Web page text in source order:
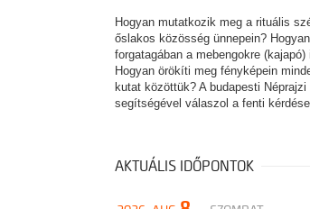
Hogyan mutatkozik meg a rituális
őslakos közösség ünnepein?
forgatagában a mebengokre
Hogyan örökíti meg fényképein
kutat közöttük? A budapesti
segítségével válaszol a fenti
AKTUÁLIS IDŐPONTOK